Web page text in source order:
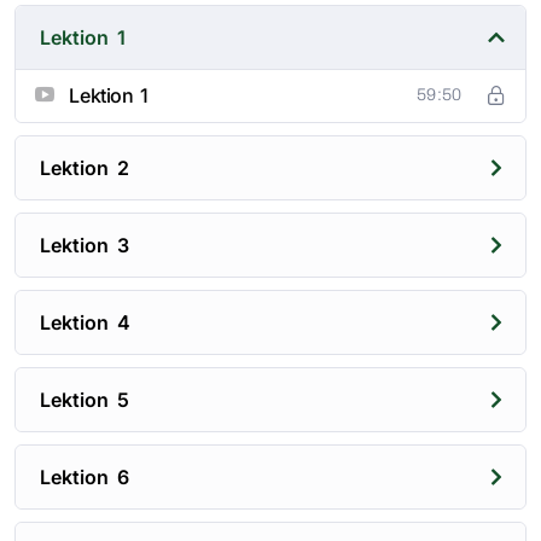
deinem eigenen Zeitplan zu lernen. Es sind keine Live-
Materialien stehen dir rund um die Uhr zur Verfügung,
sodass du flexibel und unabhängig lernen kannst.
Lektion 1
Lektion 1 59:50
Lektion 2
Lektion 3
Lektion 4
Lektion 5
Lektion 6